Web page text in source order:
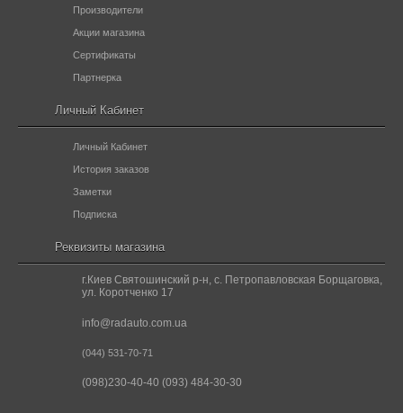
Производители
Акции магазина
Сертификаты
Партнерка
Личный Кабинет
Личный Кабинет
История заказов
Заметки
Подписка
Реквизиты магазина
г.Киев Святошинский р-н, с. Петропавловская Борщаговка,
ул. Коротченко 17
info@radauto.com.ua
(044) 531-70-71
(098)230-40-40 (093) 484-30-30